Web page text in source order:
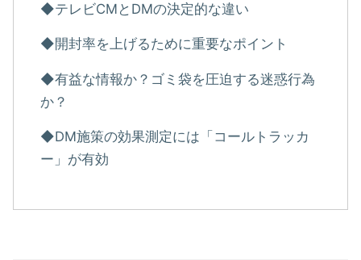
◆テレビCMとDMの決定的な違い
◆開封率を上げるために重要なポイント
◆有益な情報か？ゴミ袋を圧迫する迷惑行為
か？
◆DM施策の効果測定には「コールトラッカ
ー」が有効